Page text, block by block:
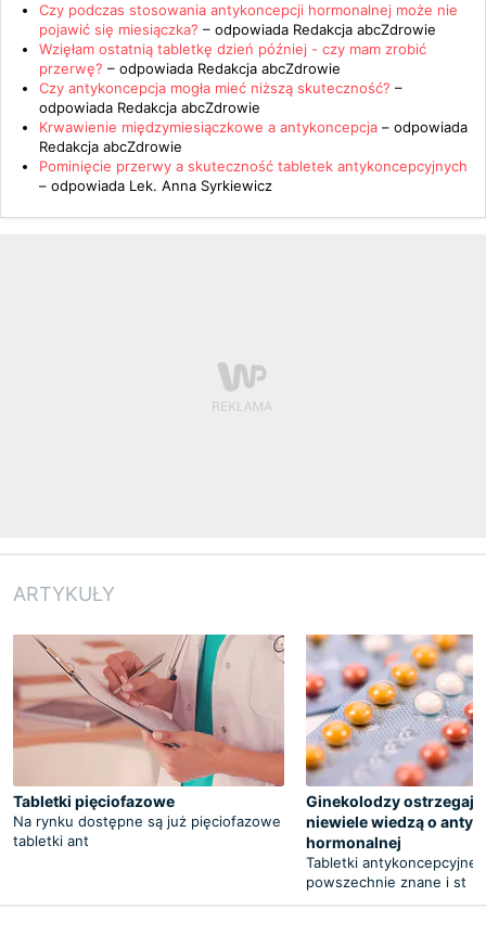
Czy podczas stosowania antykoncepcji hormonalnej może nie
pojawić się miesiączka? – odpowiada Redakcja abcZdrowie
Wzięłam ostatnią tabletkę dzień później - czy mam zrobić
przerwę? – odpowiada Redakcja abcZdrowie
Czy antykoncepcja mogła mieć niższą skuteczność? –
odpowiada Redakcja abcZdrowie
Krwawienie międzymiesiączkowe a antykoncepcja – odpowiada
Redakcja abcZdrowie
Pominięcie przerwy a skuteczność tabletek antykoncepcyjnych
– odpowiada Lek. Anna Syrkiewicz
ARTYKUŁY
Tabletki pięciofazowe
Na rynku dostępne są już pięciofazowe
tabletki ant
Ginekolodzy
niewiele wiedzą o
hormonalnej
Tabletki antykoncepcyjne
powszechnie znane i st